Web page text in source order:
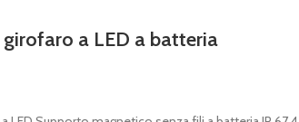
a LED a batteria